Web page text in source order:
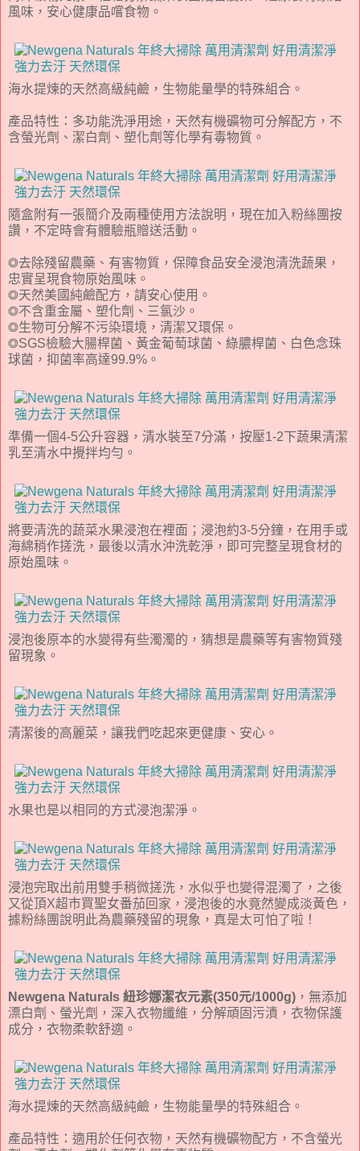
風味，安心健康品嚐食物。
海水提煉的天然高級純鹼，生物能量學的特殊組合。
產品特性：多功能洗淨用途，天然有機礦物可分解配方，不
含螢光劑、潔白劑、塑化劑等化學有毒物質。
隨盒附有一張簡介及兩種使用方法說明，現在加入粉絲團按
讚，不定時會有體驗瓶贈送活動。
◎去除殘留農藥、有害物質，保障食品安全浸泡清洗蔬果，
忠實呈現食物原始風味。
◎天然美國純鹼配方，請安心使用。
◎不含重金屬、塑化劑、三氯沙。
◎生物可分解不污染環境，清潔又環保。
◎SGS檢驗大腸桿菌、黃金葡萄球菌、綠膿桿菌、白色念珠
球菌，抑菌率高達99.9%。
準備一個4-5公升容器，清水裝至7分滿，按壓1-2下蔬果清潔
乳至清水中攪拌均勻。
將要清洗的蔬菜水果浸泡在裡面；浸泡約3-5分鐘，在用手或
海綿稍作搓洗，最後以清水沖洗乾淨，即可完整呈現食材的
原始風味。
浸泡後原本的水變得有些濁濁的，猜想是農藥等有害物質殘
留現象。
清潔後的高麗菜，讓我們吃起來更健康、安心。
水果也是以相同的方式浸泡潔淨。
浸泡完取出前用雙手稍微搓洗，水似乎也變得混濁了，之後
又從頂X超市買聖女番茄回家，浸泡後的水竟然變成淡黃色，
據粉絲團說明此為農藥殘留的現象，真是太可怕了啦！
Newgena Naturals 紐珍娜潔衣元素(350元/1000g) ，無添加
漂白劑、螢光劑，深入衣物纖維，分解頑固污漬，衣物保護
成分，衣物柔軟舒適。
海水提煉的天然高級純鹼，生物能量學的特殊組合。
產品特性：適用於任何衣物，天然有機礦物配方，不含螢光